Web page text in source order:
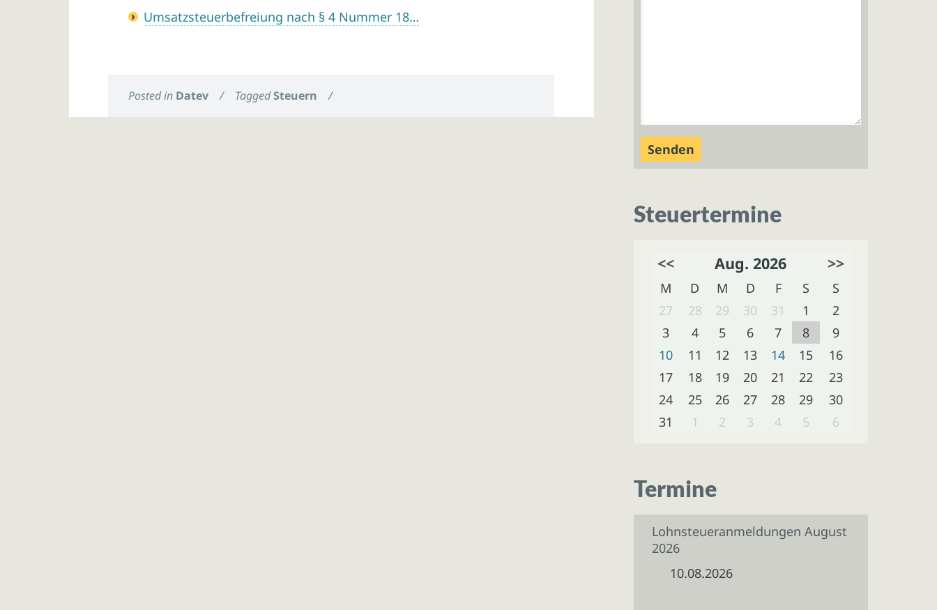
Umsatzsteuerbefreiung nach § 4 Nummer 18…
Posted in Datev / TaggedSteuern /
Steuertermine
<< Aug. 2026 >>
M D M D F S
S
27
28 29 30 31 1
2
3
4 5 6 7 8
9
10
11 12 13 14 15
16
17
18 19 20 21 22
23
24
25 26 27 28 29
30
31
1 2 3 4 5 6
Termine
Lohnsteueranmeldungen August
2026
10.08.2026